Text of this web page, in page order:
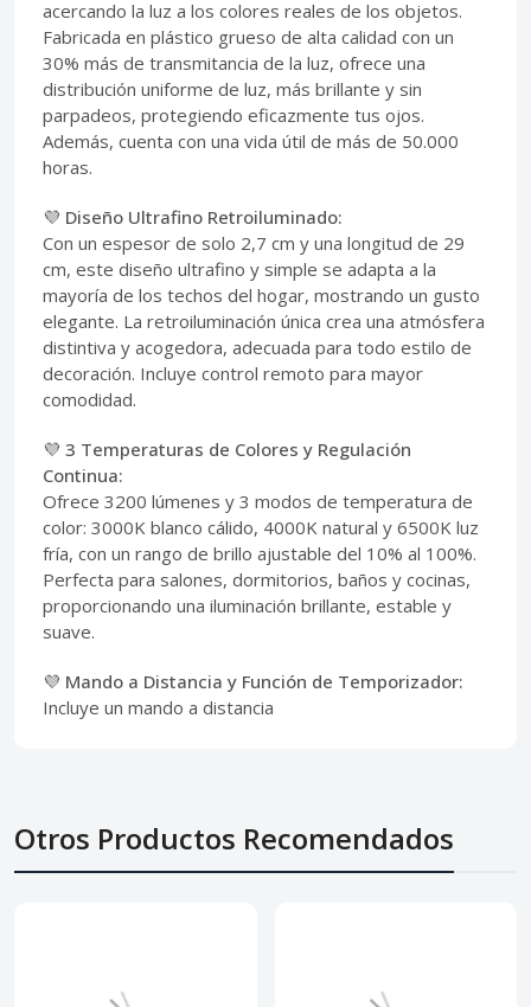
acercando la luz a los colores reales de los objetos.
Fabricada en plástico grueso de alta calidad con un
30% más de transmitancia de la luz, ofrece una
distribución uniforme de luz, más brillante y sin
parpadeos, protegiendo eficazmente tus ojos.
Además, cuenta con una vida útil de más de 50.000
horas.
💜 Diseño Ultrafino Retroiluminado:
Con un espesor de solo 2,7 cm y una longitud de 29
cm, este diseño ultrafino y simple se adapta a la
mayoría de los techos del hogar, mostrando un gusto
elegante. La retroiluminación única crea una atmósfera
distintiva y acogedora, adecuada para todo estilo de
decoración. Incluye control remoto para mayor
comodidad.
💜 3 Temperaturas de Colores y Regulación
Continua:
Ofrece 3200 lúmenes y 3 modos de temperatura de
color: 3000K blanco cálido, 4000K natural y 6500K luz
fría, con un rango de brillo ajustable del 10% al 100%.
Perfecta para salones, dormitorios, baños y cocinas,
proporcionando una iluminación brillante, estable y
suave.
💜 Mando a Distancia y Función de Temporizador:
Incluye un mando a distancia
Otros Productos Recomendados